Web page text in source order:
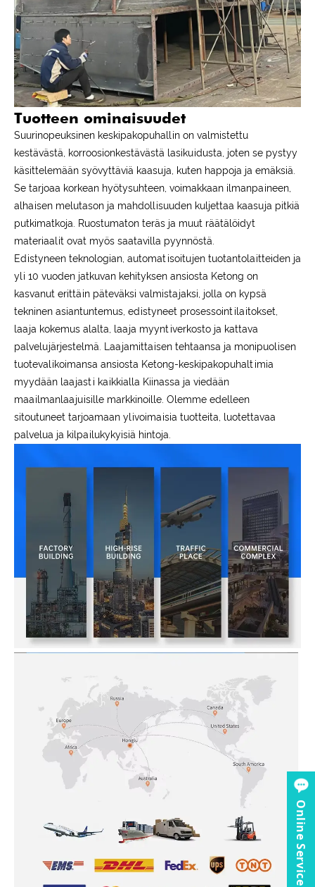
Tuotteen ominaisuudet
Suurinopeuksinen keskipakopuhallin on valmistettu
kestävästä, korroosionkestävästä lasikuidusta, joten se pystyy
käsittelemään syövyttäviä kaasuja, kuten happoja ja emäksiä.
Se tarjoaa korkean hyötysuhteen, voimakkaan ilmanpaineen,
alhaisen melutason ja mahdollisuuden kuljettaa kaasuja pitkiä
putkimatkoja. Ruostumaton teräs ja muut räätälöidyt
materiaalit ovat myös saatavilla pyynnöstä.
Edistyneen teknologian, automatisoitujen tuotantolaitteiden ja
yli 10 vuoden jatkuvan kehityksen ansiosta Ketong on
kasvanut erittäin päteväksi valmistajaksi, jolla on kypsä
tekninen asiantuntemus, edistyneet prosessointilaitokset,
laaja kokemus alalta, laaja myyntiverkosto ja kattava
palvelujärjestelmä. Laajamittaisen tehtaansa ja monipuolisen
tuotevalikoimansa ansiosta Ketong-keskipakopuhaltimia
myydään laajasti kaikkialla Kiinassa ja viedään
maailmanlaajuisille markkinoille. Olemme edelleen
sitoutuneet tarjoamaan ylivoimaisia ​​tuotteita, luotettavaa
palvelua ja kilpailukykyisiä hintoja.
Online Service